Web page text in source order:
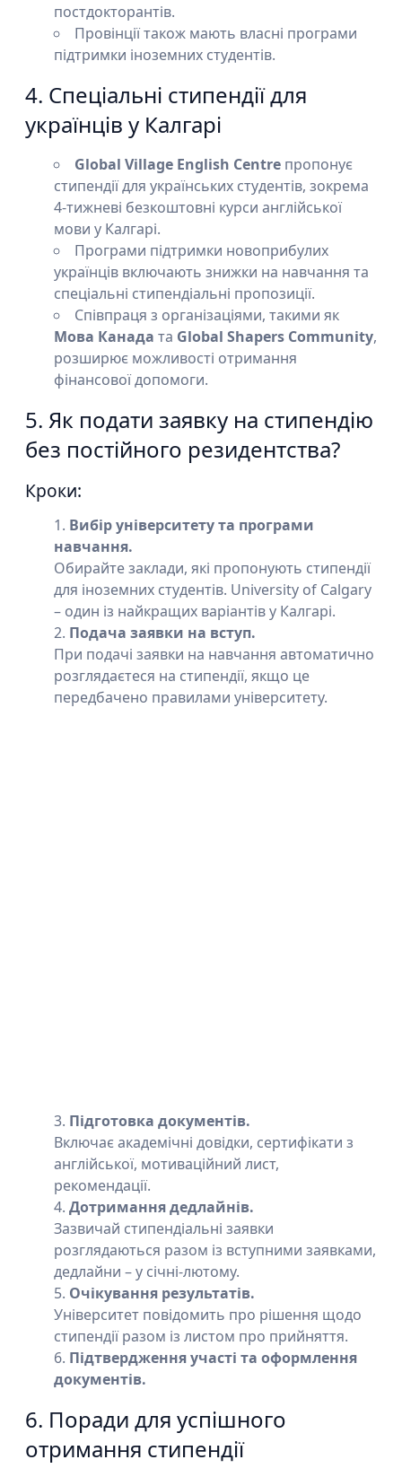
постдокторантів.
Провінції також мають власні програми
підтримки іноземних студентів.
4. Спеціальні стипендії для
українців у Калгарі
Global Village English Centre пропонує
стипендії для українських студентів, зокрема
4-тижневі безкоштовні курси англійської
мови у Калгарі.
Програми підтримки новоприбулих
українців включають знижки на навчання та
спеціальні стипендіальні пропозиції.
Співпраця з організаціями, такими як
Мова Канада та Global Shapers Community,
розширює можливості отримання
фінансової допомоги.
5. Як подати заявку на стипендію
без постійного резидентства?
Кроки:
Вибір університету та програми
навчання.
Обирайте заклади, які пропонують стипендії
для іноземних студентів. University of Calgary
– один із найкращих варіантів у Калгарі.
Подача заявки на вступ.
При подачі заявки на навчання автоматично
розглядаєтеся на стипендії, якщо це
передбачено правилами університету.
Підготовка документів.
Включає академічні довідки, сертифікати з
англійської, мотиваційний лист,
рекомендації.
Дотримання дедлайнів.
Зазвичай стипендіальні заявки
розглядаються разом із вступними заявками,
дедлайни – у січні-лютому.
Очікування результатів.
Університет повідомить про рішення щодо
стипендії разом із листом про прийняття.
Підтвердження участі та оформлення
документів.
6. Поради для успішного
отримання стипендії